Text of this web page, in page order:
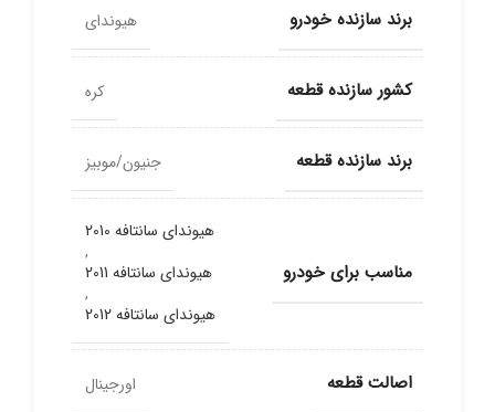
برند سازنده خودرو هیوندای
کشور سازنده قطعه کره
برند سازنده قطعه جنیون/موبیز
مناسب برای خودرو
هیوندای سانتافه 2010
,
هیوندای سانتافه 2011
,
هیوندای سانتافه 2012
اصالت قطعه اورجینال